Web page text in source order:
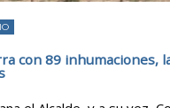
con 89 inhumaciones,